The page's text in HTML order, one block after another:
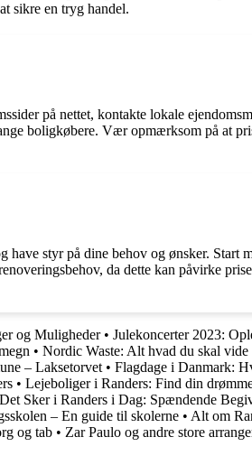
sikre en tryg handel.
på nettet, kontakte lokale
boligkøbere. Vær opmærksom på at
styr på dine behov og ønsker. Start
da dette kan påvirke
og Muligheder• Julekoncerter 2023:
• Nordic Waste: Alt hvad du skal
– Laksetorvet • Flagdage i Danmark:
• Lejeboliger i Randers: Find din
Det Sker i Randers i Dag: Spændende
– En guide til skolerne • Alt om
og tab • Zar Paulo og andre store